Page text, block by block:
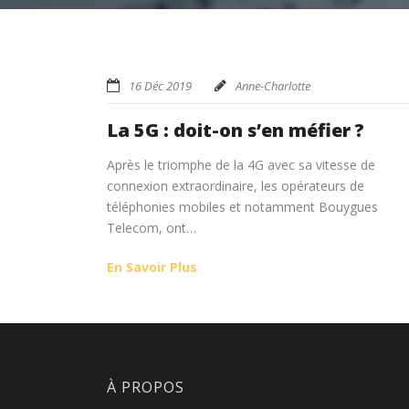
16 Déc 2019 Anne-Charlotte
La 5G : doit-on s’en méfier ?
Après le triomphe de la 4G avec sa vitesse de
connexion extraordinaire, les opérateurs de
téléphonies mobiles et notamment Bouygues
Telecom, ont…
En Savoir Plus
À PROPOS